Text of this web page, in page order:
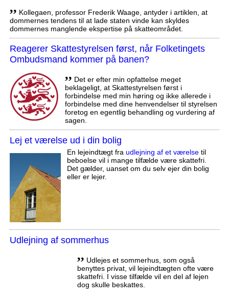
,, Kollegaen, professor Frederik Waage, antyder i artiklen, at
dommernes tendens til at lade staten vinde kan skyldes
dommernes manglende ekspertise på skatteområdet.
Reagerer Skattestyrelsen først, når Folketingets
Ombudsmand kommer på banen?
,, Det er efter min opfattelse meget
beklageligt, at Skattestyrelsen først i
forbindelse med min høring og ikke allerede i
forbindelse med dine henvendelser til styrelsen
foretog en egentlig behandling og vurdering af
sagen.
Lej et værelse ud i din bolig
En lejeindtægt fra udlejning af et værelsetil
beboelse vil i mange tilfælde være skattefri.
Det gælder, uanset om du selv ejer din bolig
eller er lejer.
Udlejning af sommerhus
,, Udlejes et sommerhus, som også
benyttes privat, vil lejeindtægten ofte være
skattefri. I visse tilfælde vil en del af lejen
dog skulle beskattes.